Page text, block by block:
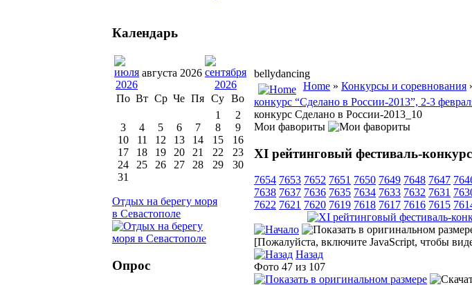
bellydancing
Home » Конкурсы и соревнования
конкурс “Сделано в России-2013”, 2-3
конкурс Сделано в России-2013_10
Мои фавориты
XI рейтинговый фестиваль-
7654 7653 7652 7651 7650 7649 7648 7647
7638 7637 7636 7635 7634 7633 7632 7631
7622 7621 7620 7619 7618 7617 7616 7615
[Пожалуйста, включите JavaScript, чтобы
Назад
Фото 47 из 107
Календарь
августа 2026
По Вт Ср Че Пя Су Во
1
2
3
4 5 6 7 8
9
10
11 12 13 14 15
16
17
18 19 20 21 22
23
24
25 26 27 28 29
30
31
Отдых на берегу моря
в Севастополе
Опрос